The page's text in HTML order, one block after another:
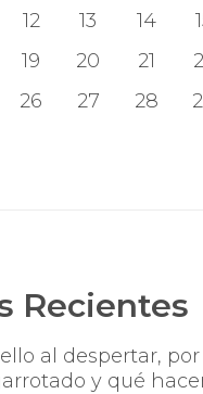
12 13 14
19 20 21
26 27 28
Recientes
al despertar,
y qué